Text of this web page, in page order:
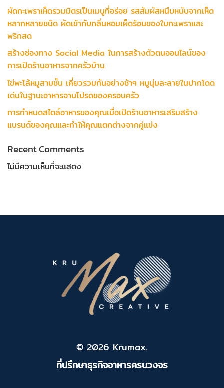
ผัดกะเพราเห็ดรวมมิตรเป็นเมนูที่อร่อย รสสัมผัสหนึบหนับจากเห็ด
หลากหลายชนิด ผัดเข้ากับกลิ่นหอมเผ็ดร้อนของใบกะเพราและ
พริกสด
สร้างช่องทาง Social Media ในการสร้างตัวตนออนไลน์ของ
การเปิดร้านอาหารจากครัวบ้าน
ไข่พะโล้หมูสามชั้น เคี่ยวรวมกันอย่างช้าๆ หมูนุ่มละลายในปากโดด
เด่นในฐานะอาหารจานโปรดของครอบครัว
การกำหนดสไตล์อาหารของคุณเมื่อเปิดร้านอาหารเสริมสร้าง
แบรนด์ของคุณและทำให้คุณแตกต่างจากคู่แข่ง
Recent Comments
ไม่มีความเห็นที่จะแสดง
© 2026 Krumax.
ที่ปรึกษาธุรกิจอาหารครบวงจร